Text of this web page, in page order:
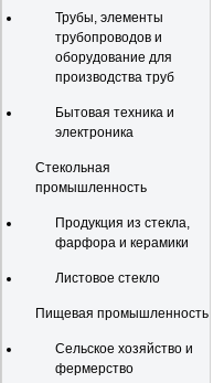
Трубы, элементы
трубопроводов и
оборудование для
производства труб
Бытовая техника и
электроника
Стекольная
промышленность
Продукция из стекла,
фарфора и керамики
Листовое стекло
Пищевая промышленность
Сельское хозяйство и
фермерство